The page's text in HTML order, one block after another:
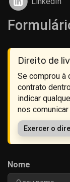
Direito de
Se comprou à
contrato
indicar
nos
Exercer o
Nome